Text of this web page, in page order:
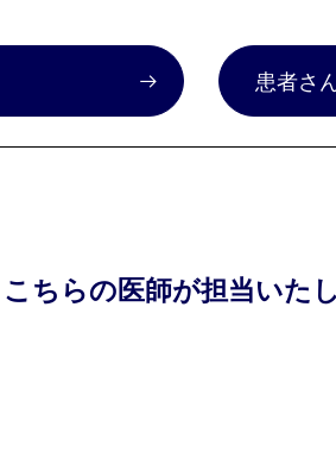
患者さ
こちらの医師が担当いた